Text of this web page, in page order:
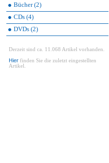
Bücher (2)
CDs (4)
DVDs (2)
Derzeit sind ca. 11.068 Artikel vorhanden.
Hier finden Sie die zuletzt eingestellten
Artikel.